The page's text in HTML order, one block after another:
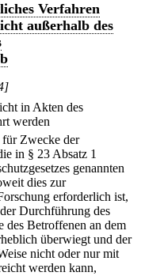
Verfahren
außerhalb des
in Akten des
werden
Zwecke der
in § 23 Absatz 1
genannten
dies zur
erforderlich ist,
Durchführung des
des Betroffenen an dem
überwiegt und der
nicht oder nur mit
werden kann,